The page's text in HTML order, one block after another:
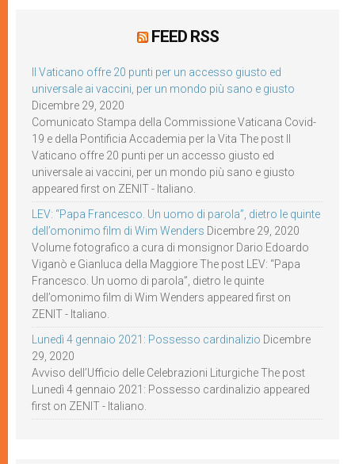
FEED RSS
Il Vaticano offre 20 punti per un accesso giusto ed
universale ai vaccini, per un mondo più sano e giusto
Dicembre 29, 2020
Comunicato Stampa della Commissione Vaticana Covid-
19 e della Pontificia Accademia per la Vita The post Il
Vaticano offre 20 punti per un accesso giusto ed
universale ai vaccini, per un mondo più sano e giusto
appeared first on ZENIT - Italiano.
LEV: “Papa Francesco. Un uomo di parola”, dietro le quinte
dell’omonimo film di Wim Wenders Dicembre 29, 2020
Volume fotografico a cura di monsignor Dario Edoardo
Viganò e Gianluca della Maggiore The post LEV: “Papa
Francesco. Un uomo di parola”, dietro le quinte
dell’omonimo film di Wim Wenders appeared first on
ZENIT - Italiano.
Lunedì 4 gennaio 2021: Possesso cardinalizio Dicembre
29, 2020
Avviso dell’Ufficio delle Celebrazioni Liturgiche The post
Lunedì 4 gennaio 2021: Possesso cardinalizio appeared
first on ZENIT - Italiano.